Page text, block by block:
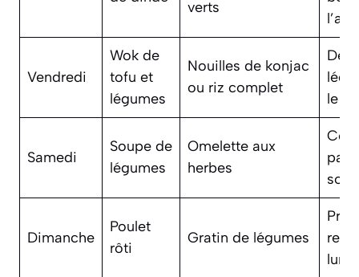
verts
Vendredi
Wok de
tofu et
légumes
Nouilles de konjac
ou riz complet
le
Samedi
Soupe de
légumes
Omelette aux
herbes
Dimanche
Poulet
rôti
Gratin de légumes